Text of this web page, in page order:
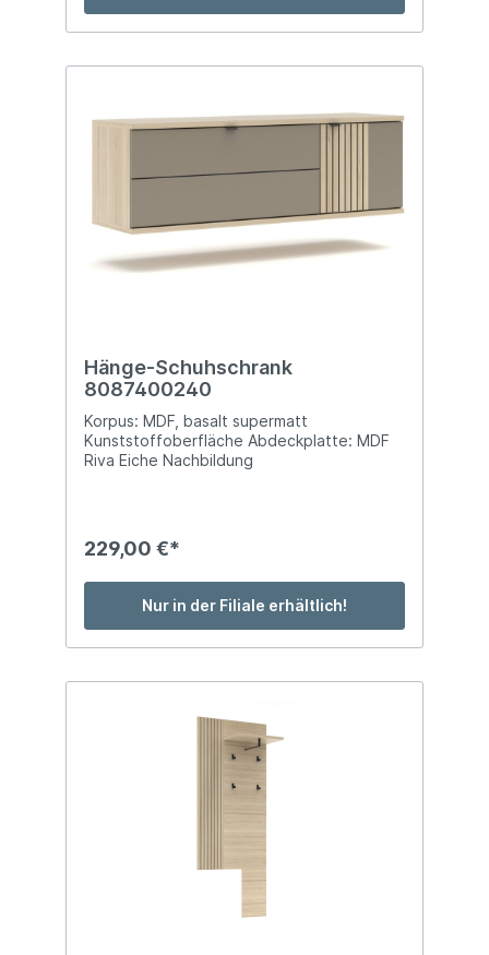
Hänge-Schuhschrank
8087400240
Korpus: MDF, basalt supermatt
Kunststoffoberfläche Abdeckplatte: MDF
Riva Eiche Nachbildung
Kunststoffoberfläche Griffe: Metall
schwarz matt BTH: ca. 133 x 38 x 43 cm mit
1 Holztür (Softclose), 1 Klappe (Softclose)
wandhängend
229,00 €*
Nur in der Filiale erhältlich!